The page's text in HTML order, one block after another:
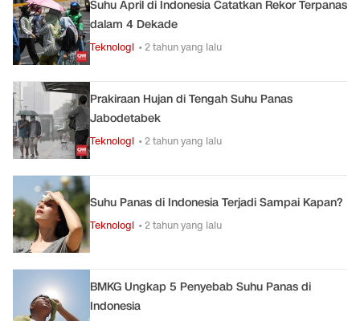
Suhu April di Indonesia Catatkan Rekor Terpanas
dalam 4 Dekade
Teknologi • 2 tahun yang lalu
Prakiraan Hujan di Tengah Suhu Panas
Jabodetabek
Teknologi • 2 tahun yang lalu
Suhu Panas di Indonesia Terjadi Sampai Kapan?
Teknologi • 2 tahun yang lalu
BMKG Ungkap 5 Penyebab Suhu Panas di
Indonesia